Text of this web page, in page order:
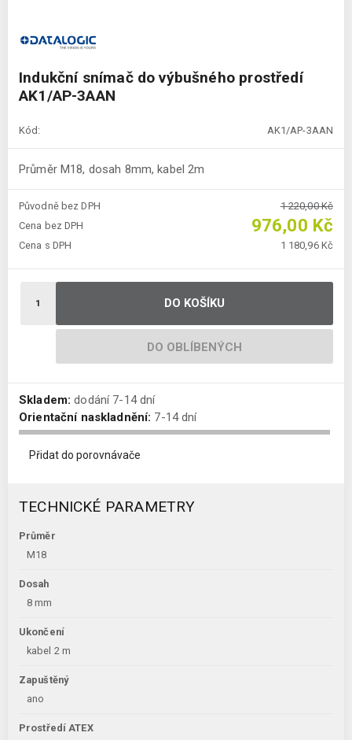
Indukční snímač do výbušného prostředí
AK1/AP-3AAN
Kód: AK1/AP-3AAN
Průměr M18, dosah 8mm, kabel 2m
Původně bez DPH
1 220,00 Kč
Cena bez DPH
976,00 Kč
Cena s DPH 1 180,96 Kč
DO KOŠÍKU
DO OBLÍBENÝCH
Skladem: dodání 7-14 dní
Orientační naskladnění: 7-14 dní
Přidat do porovnávače
TECHNICKÉ PARAMETRY
Průměr
M18
Dosah
8 mm
Ukončení
kabel 2 m
Zapuštěný
ano
Prostředí ATEX